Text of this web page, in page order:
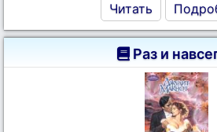
Читать
Раз и